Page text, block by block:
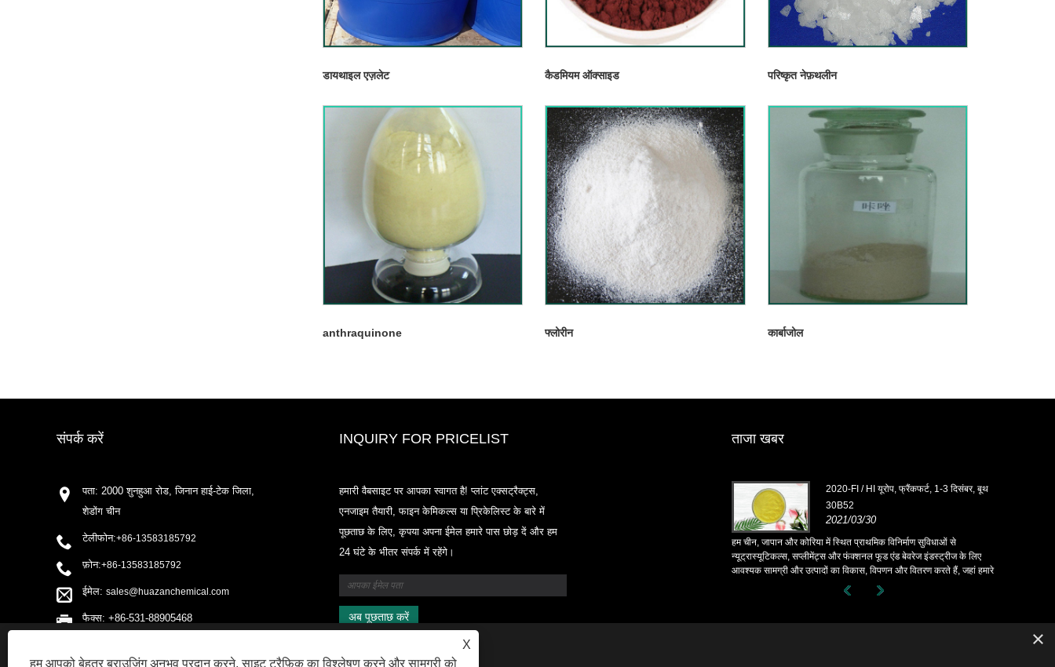
डायथाइल एज़लेट कैडमियम ऑक्साइड परिष्कृत नेफ़थलीन
anthraquinone फ्लोरीन कार्बाजोल
संपर्क करें
पता: 2000 शुनहुआ रोड, जिनान हाई-टेक जिला,
शेडोंग चीन
टेलीफोन:+86-13583185792
फ़ोन:+86-13583185792
ईमेल: sales@huazanchemical.com
फैक्स: +86-531-88905468
INQUIRY FOR PRICELIST
हमारी वैबसाइट पर आपका स्वागत है! प्लांट एक्सट्रैक्ट्स,
एनजाइम तैयारी, फाइन केमिकल्स या प्रिकेलिस्ट के बारे में
पूछताछ के लिए, कृपया अपना ईमेल हमारे पास छोड़ दें और हम
24 घंटे के भीतर संपर्क में रहेंगे।
ताजा खबर
हमारी विशेषज्ञता और प्रतिष्ठा दुनिया भर में हमारे भागीदारों को लाभान्वित करती है।
2020-FI / HI यूरोप, फ्रैंकफर्ट, 1-3 दिसंबर, बूथ
30B52
2021/03/30
हम चीन, जापान और कोरिया में स्थित प्राथमिक विनिर्माण सुविधाओं से
न्यूट्रास्यूटिकल्स, सप्लीमेंट्स और फंक्शनल फूड एंड बेवरेज इंडस्ट्रीज के लिए
आवश्यक सामग्री और उत्पादों का विकास, विपणन और वितरण करते हैं, जहां हमारे
पास कई वर्षों का अनुभव है और हम बहुत अच्छी तरह से स्थापित हैं। सोर्सिंग में
हमारी विशेषज्ञता और प्रतिष्ठा दुनिया भर में हमारे भागीदारों को लाभान्वित करती है।
X
हम आपको बेहतर ब्राउज़िंग अनुभव प्रदान करने, साइट ट्रैफ़िक का विश्लेषण करने और सामग्री को
×